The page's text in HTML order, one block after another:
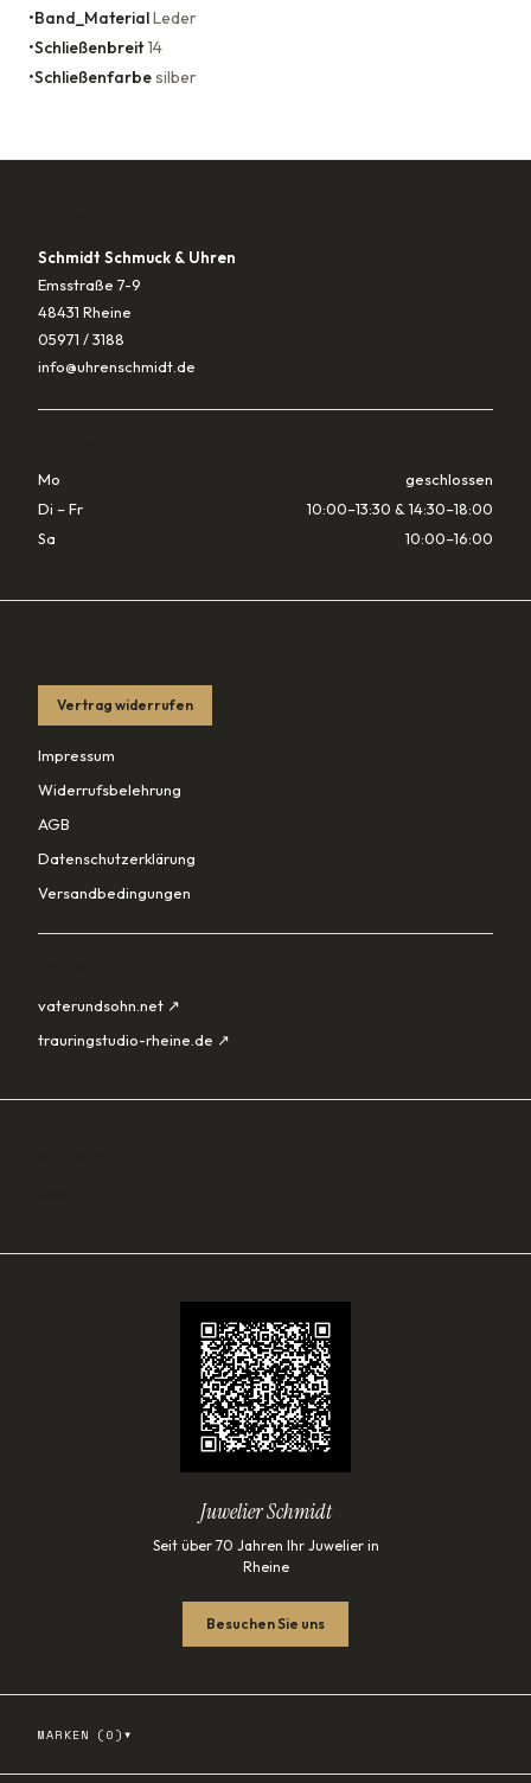
•Band_MaterialLeder
•Schließenbreit14
•Schließenfarbesilber
Schmidt Schmuck & Uhren
Emsstraße 7-9
48431 Rheine
05971 / 3188
info@uhrenschmidt.de
Mo
geschlossen
Di – Fr
10:00–13:30 & 14:30–18:00
Sa
10:00–16:00
Vertrag widerrufen
Impressum
Widerrufsbelehrung
AGB
Datenschutzerklärung
Versandbedingungen
vaterundsohn.net ↗
trauringstudio-rheine.de ↗
Juwelier Schmidt
Seit über 70 Jahren Ihr Juwelier in
Rheine
Besuchen Sie uns
MARKEN ( 0 ) ▾